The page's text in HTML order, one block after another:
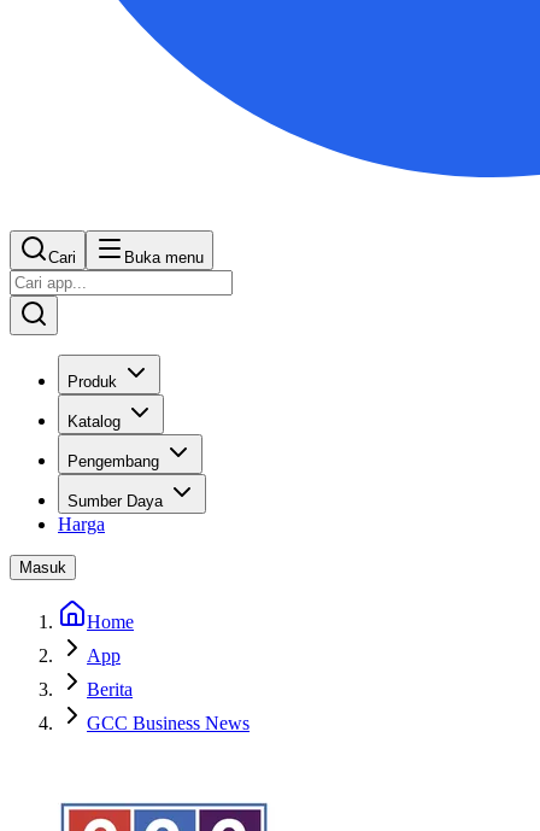
Cari Buka menu
Produk
Katalog
Pengembang
Sumber Daya
Harga
Masuk
Home
App
Berita
GCC Business News